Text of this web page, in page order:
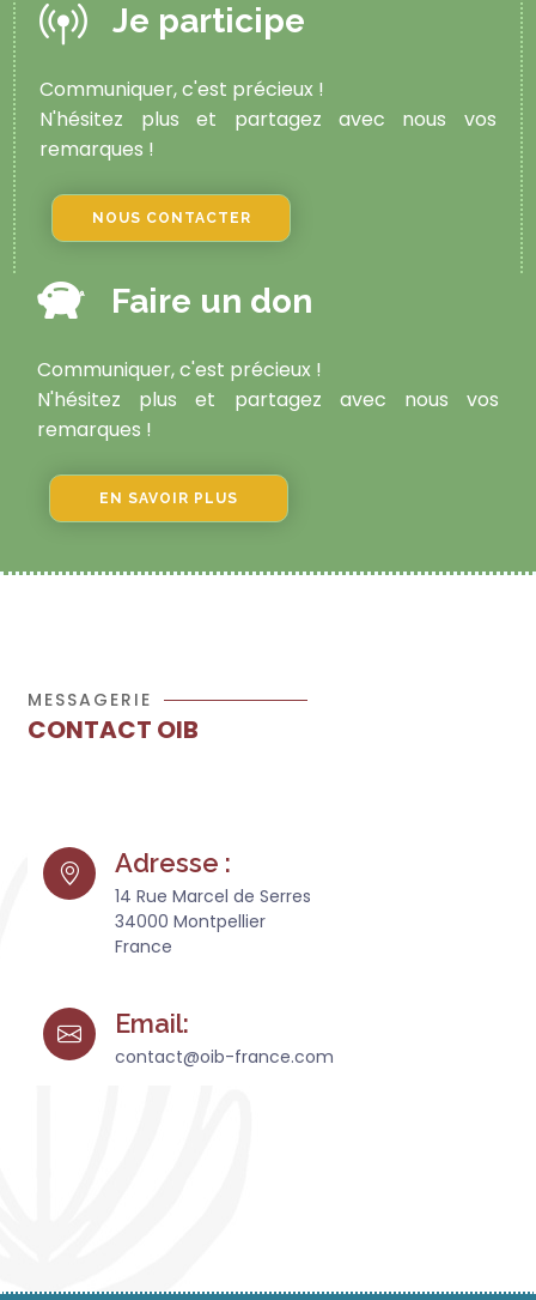
Je participe
Communiquer, c'est précieux !
N'hésitez plus et partagez avec nous vos
remarques !
NOUS CONTACTER
Faire un don
Communiquer, c'est précieux !
N'hésitez plus et partagez avec nous vos
remarques !
EN SAVOIR PLUS
MESSAGERIE
CONTACT OIB
Adresse :
14 Rue Marcel de Serres
34000 Montpellier
France
Email:
contact@oib-france.com